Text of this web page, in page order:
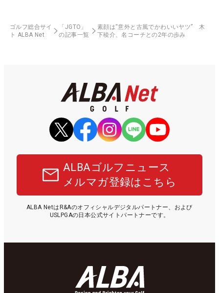
ゴルフ総合サイ
ト ALBA Net
「JGTO」
の記事一覧
素顔は“意外と古風でかわいいヤツ” 木
下稜介、名コーチとの2年の歩み
ALBAゴルフニュース
メルマガ登録はこちら
ALBA NetはR&Aのオフィシャルデジタルパートナー、および
USLPGAの日本公式サイトパートナーです。